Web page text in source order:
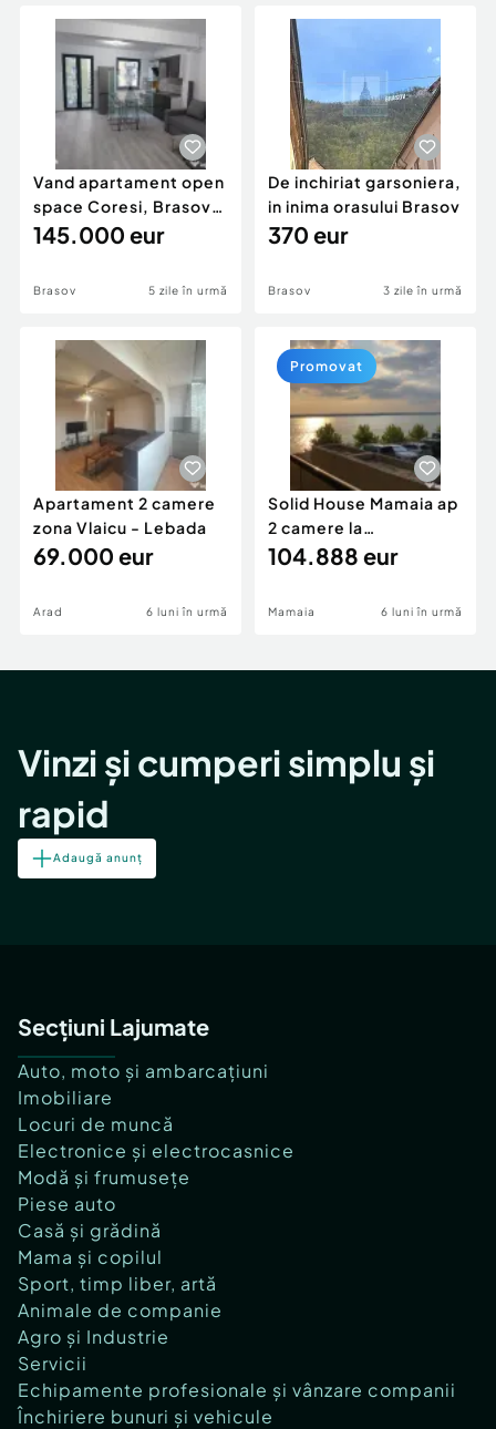
Servicii
Animale de companie
Afaceri și echipamente profesionale
Inchiriere Bunuri si Vehicule
Utilaje agricole si industriale
Piese auto si accesorii
Dacia Duster
Vand apartament open
space Coresi, Brasov,
2023, 61.2 mp
145.000 eur
Brasov 5 zile în urmă
De inchiriat garsoniera,
in inima orasului Brasov
370 eur
Brasov 3 zile în urmă
Apartament 2 camere
zona Vlaicu - Lebada
69.000 eur
Arad 6 luni în urmă
Solid House Mamaia ap
2 camere la
cheie,langa Mega
104.888 eur
Mamaia 6 luni în urmă
Promovat
Vinzi și cumperi simplu și
rapid
Adaugă anunț
Secțiuni Lajumate
Auto, moto și ambarcațiuni
Imobiliare
Locuri de muncă
Electronice și electrocasnice
Modă și frumusețe
Piese auto
Casă și grădină
Mama și copilul
Sport, timp liber, artă
Animale de companie
Agro și Industrie
Servicii
Echipamente profesionale și vânzare companii
Închiriere bunuri și vehicule